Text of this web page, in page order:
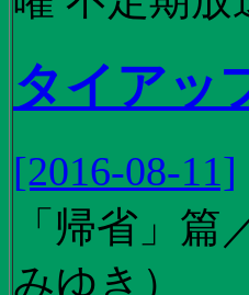
タイアッ
[2016-08-11]
「帰省」
みゆき）